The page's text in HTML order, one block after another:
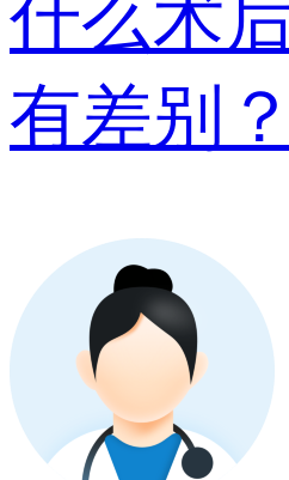
什么术
有差别？